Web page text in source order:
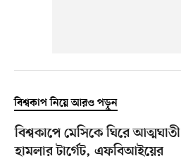
বিশ্বকাপ নিয়ে আরও পড়ুন
বিশ্বকাপে মেসিকে ঘিরে আত্মঘাতী
হামলার টার্গেট, এফবিআইয়ের